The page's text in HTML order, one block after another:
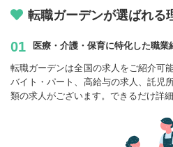
転職ガーデンが選ばれる
01 医療・介護・保育に特化した職業
転職ガーデンは全国の求人をご紹介可
バイト・パート、高給与の求人、託児
類の求人がございます。できるだけ詳